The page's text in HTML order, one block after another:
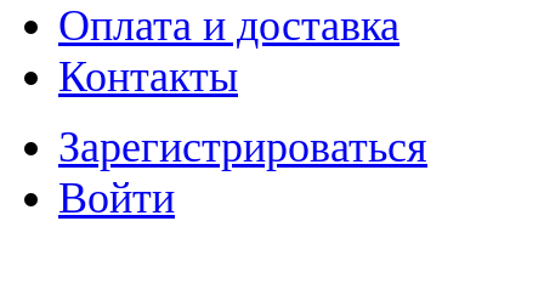
Оплата и доставка
Контакты
Зарегистрироваться
Войти